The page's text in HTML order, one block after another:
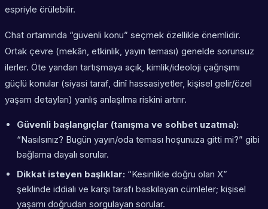
espriyle örülebilir.
Chat ortamında “güvenli konu” seçmek özellikle önemlidir.
Ortak çevre (mekân, etkinlik, yayın teması) genelde sorunsuz
ilerler. Öte yandan tartışmaya açık, kimlik/ideoloji çağrışımı
güçlü konular (siyasi taraf, dinî hassasiyetler, kişisel gelir/özel
yaşam detayları) yanlış anlaşılma riskini artırır.
Güvenli başlangıçlar (tanışma ve sohbet uzatma):
“Nasılsınız? Bugün yayın/oda teması hoşunuza gitti mi?” gibi
bağlama dayalı sorular.
Dikkat isteyen başlıklar: “Kesinlikle doğru olan X”
şeklinde iddialı ve karşı tarafı baskılayan cümleler; kişisel
yaşamı doğrudan sorgulayan sorular.